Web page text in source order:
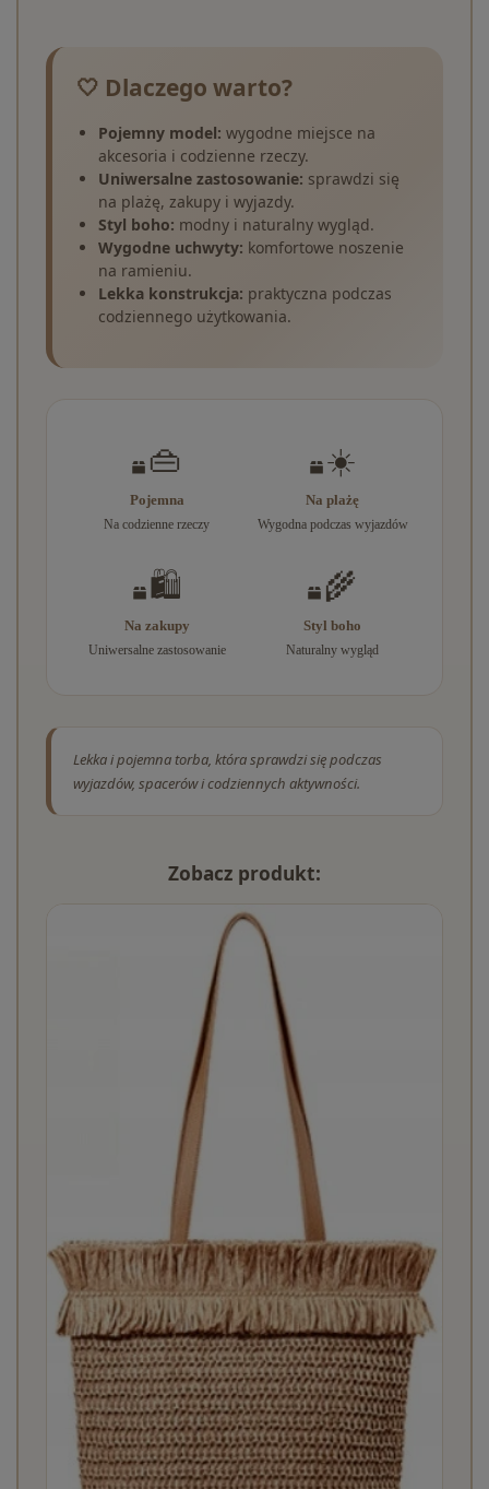
🤍 Dlaczego warto?
Pojemny model: wygodne miejsce na
akcesoria i codzienne rzeczy.
Uniwersalne zastosowanie: sprawdzi się
na plażę, zakupy i wyjazdy.
Styl boho: modny i naturalny wygląd.
Wygodne uchwyty: komfortowe noszenie
na ramieniu.
Lekka konstrukcja: praktyczna podczas
codziennego użytkowania.
👜
Pojemna
Na codzienne rzeczy
☀️
Na plażę
Wygodna podczas wyjazdów
🛍️
Na zakupy
Uniwersalne zastosowanie
🌾
Styl boho
Naturalny wygląd
Lekka i pojemna torba, która sprawdzi się podczas
wyjazdów, spacerów i codziennych aktywności.
Zobacz produkt: